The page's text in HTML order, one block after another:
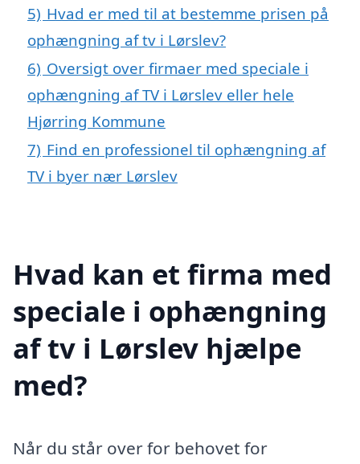
5) Hvad er med til at bestemme prisen på
ophængning af tv i Lørslev?
6) Oversigt over firmaer med speciale i
ophængning af TV i Lørslev eller hele
Hjørring Kommune
7) Find en professionel til ophængning af
TV i byer nær Lørslev
Hvad kan et firma med
speciale i ophængning
af tv i Lørslev hjælpe
med?
Når du står over for behovet for